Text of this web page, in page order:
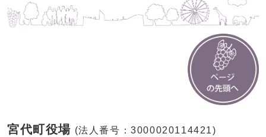
宮代町役場 (法人番号：3000020114421)